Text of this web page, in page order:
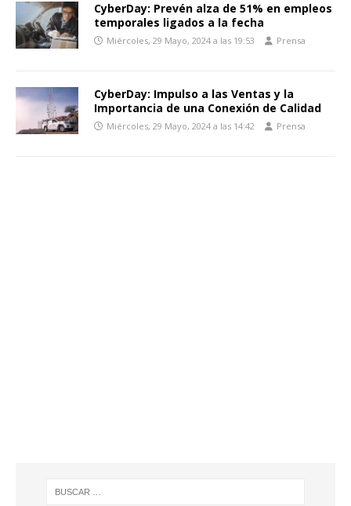
CyberDay: Prevén alza de 51% en empleos
temporales ligados a la fecha
Miércoles, 29 Mayo, 2024 a las 19:53 Prensa
CyberDay: Impulso a las Ventas y la
Importancia de una Conexión de Calidad
Miércoles, 29 Mayo, 2024 a las 14:42 Prensa